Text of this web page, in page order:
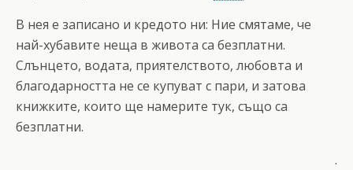
В нея е записано и кредото ни: Ние смятаме, че
най-хубавите неща в живота са безплатни.
Слънцето, водата, приятелството, любовта и
благодарността не се купуват с пари, и затова
книжките, които ще намерите тук, също са
безплатни.
.